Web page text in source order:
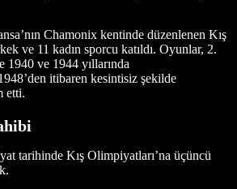
Chamonix kentinde düzenlenen Kış
ve 11 kadın sporcu katıldı. Oyunlar, 2.
1940 ve 1944 yıllarında
itibaren kesintisiz şekilde
etti.
tarihinde Kış Olimpiyatları’na üçüncü